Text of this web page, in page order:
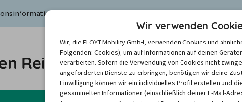
anzuzeigen, aktiviere bitte Cookies.Klicke hier, um
Reiseziele
Wir verwenden
Wir, die FLOYT Mobility GmbH, verwenden Cookies und
Folgenden: Cookies), um auf Informationen auf deinen
verarbeiten. Sofern die Verwendung von Cookies nicht
angeforderten Dienste zu erbringen, benötigen wir deine
Einwilligung können wir ein individuelles Profil erstellen und
gesammelten Informationen (einschließlich deiner E-Mail-